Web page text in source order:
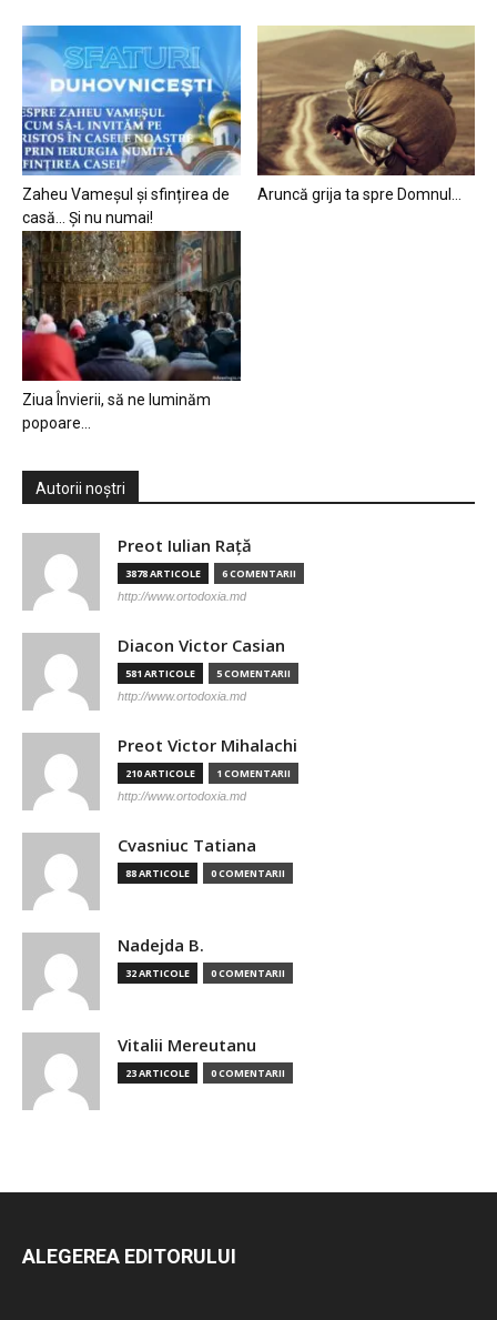
Zaheu Vameșul și sfințirea de
casă… Și nu numai!
Aruncă grija ta spre Domnul…
Ziua Învierii, să ne luminăm
popoare…
Autorii noștri
Preot Iulian Raţă
3878 ARTICOLE 6 COMENTARII
http://www.ortodoxia.md
Diacon Victor Casian
581 ARTICOLE 5 COMENTARII
http://www.ortodoxia.md
Preot Victor Mihalachi
210 ARTICOLE 1 COMENTARII
http://www.ortodoxia.md
Cvasniuc Tatiana
88 ARTICOLE 0 COMENTARII
Nadejda B.
32 ARTICOLE 0 COMENTARII
Vitalii Mereutanu
23 ARTICOLE 0 COMENTARII
ALEGEREA EDITORULUI